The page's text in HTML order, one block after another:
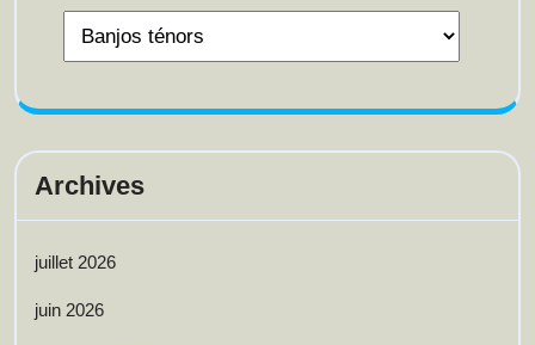
Archives
juillet 2026
juin 2026